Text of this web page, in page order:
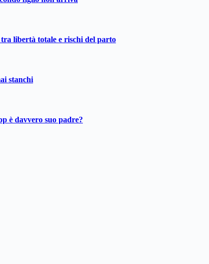
libertà totale e rischi del parto
stanchi
è davvero suo padre?